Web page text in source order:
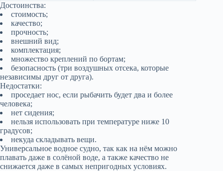
Достоинства:
стоимость;
качество;
прочность;
внешний вид;
комплектация;
множество креплений по бортам;
безопасность (три воздушных отсека, которые
независимы друг от друга).
Недостатки:
проседает нос, если рыбачить будет два и более
человека;
нет сидения;
нельзя использовать при температуре ниже 10
градусов;
некуда складывать вещи.
Универсальное водное судно, так как на нём можно
плавать даже в солёной воде, а также качество не
снижается даже в самых непригодных условиях.